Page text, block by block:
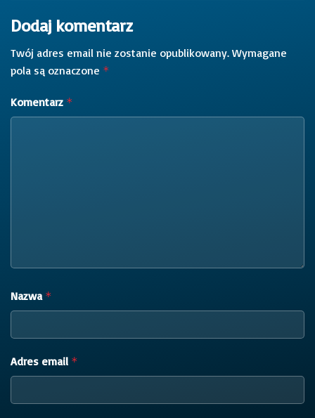
Dodaj komentarz
Twój adres email nie zostanie opublikowany. Wymagane
pola są oznaczone *
Komentarz *
Nazwa *
Adres email *